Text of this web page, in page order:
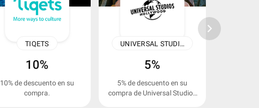
TIQETS
10%
10% de descuento en su
compra.
UNIVERSAL STUDIOS HOLLYWOOD
5%
5% de descuento en su
compra de Universal Studios
keyboard_arrow_right